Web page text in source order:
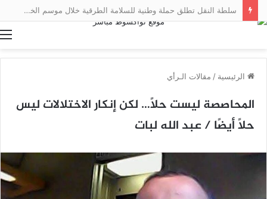
سلطة النقل تطلق حملة وطنية للسلامة الطرقية خلال موسم الخريف
الرئيسية / مقالات الـرأي
المحاصصة ليست حلًا… لكن إنكار الاختلالات ليس
حلًا أيضًا / عبد الله لبات